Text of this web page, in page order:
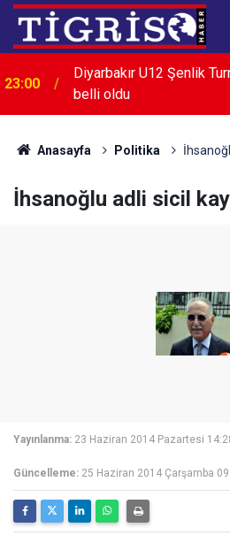
23:00
Diyarbakır U12 Şenlik
belli oldu
22:32
Menderes Belediye
uzaklaştırıldı
Anasayfa Politika
İhsanoğlu adli sicil
Yayınlanma: 23 Haziran 2014 Pazartesi
Güncelleme: 25 Haziran 2014 Çarşamba